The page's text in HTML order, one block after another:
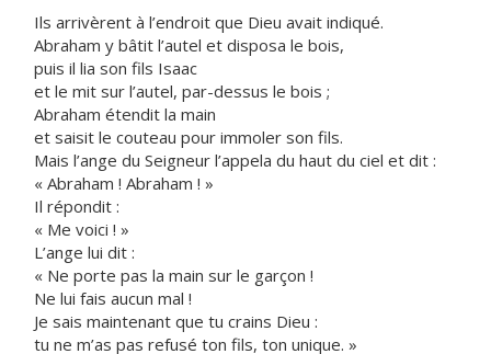
Ils arrivèrent à l’endroit que Dieu avait indiqué.
Abraham y bâtit l’autel et disposa le bois,
puis il lia son fils Isaac
et le mit sur l’autel, par-dessus le bois ;
Abraham étendit la main
et saisit le couteau pour immoler son fils.
Mais l’ange du Seigneur l’appela du haut du ciel et dit :
« Abraham ! Abraham ! »
Il répondit :
« Me voici ! »
L’ange lui dit :
« Ne porte pas la main sur le garçon !
Ne lui fais aucun mal !
Je sais maintenant que tu crains Dieu :
tu ne m’as pas refusé ton fils, ton unique. »